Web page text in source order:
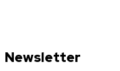
Newsletter